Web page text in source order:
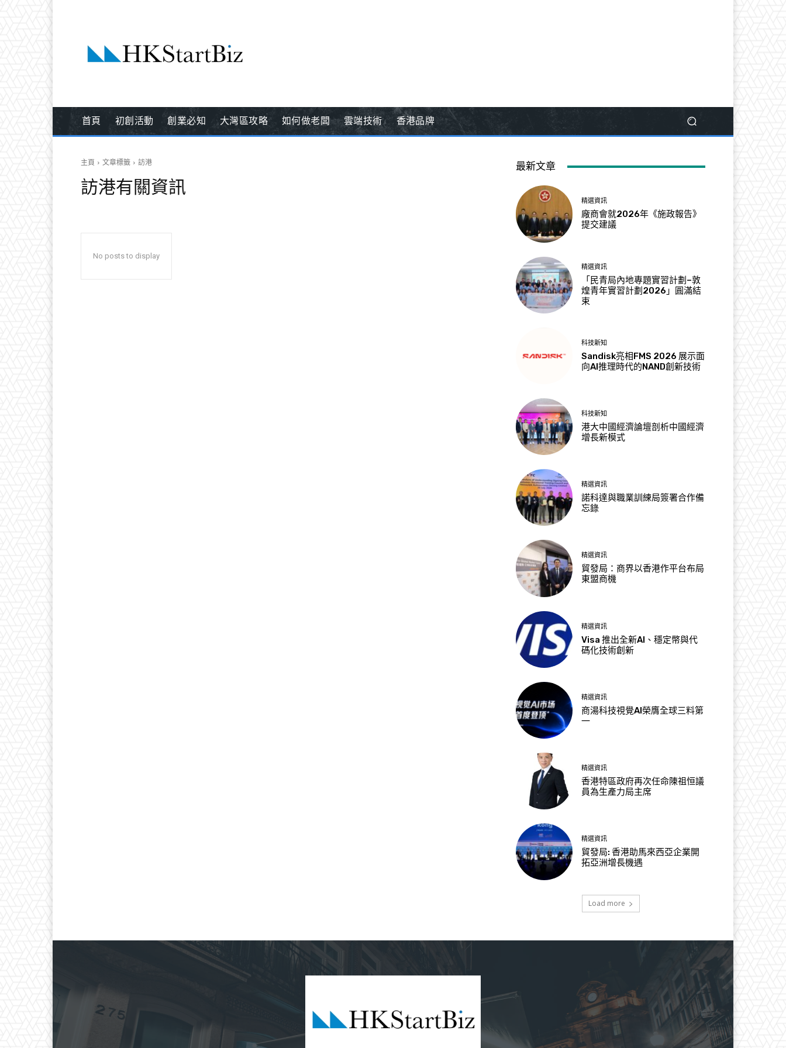
首頁 初創活動 創業必知 大灣區攻略 如何做老闆 雲端技術 香港品牌
主頁 文章標籤 訪港
訪港有關資訊
No posts to display
最新文章
精選資訊
廠商會就2026年《施政報告》
提交建議
精選資訊
「民青局內地專題實習計劃–敦
煌青年實習計劃2026」圓滿結
束
科技新知
Sandisk亮相FMS 2026 展示面
向AI推理時代的NAND創新技術
科技新知
港大中國經濟論壇剖析中國經濟
增長新模式
精選資訊
諾科達與職業訓練局簽署合作備
忘錄
精選資訊
貿發局：商界以香港作平台布局
東盟商機
精選資訊
Visa 推出全新AI、穩定幣與代
碼化技術創新
精選資訊
商湯科技視覺AI榮膺全球三料第
一
精選資訊
香港特區政府再次任命陳祖恒議
員為生產力局主席
精選資訊
貿發局: 香港助馬來西亞企業開
拓亞洲增長機遇
Load more